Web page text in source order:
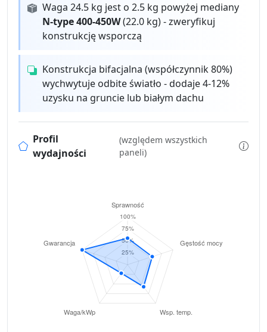
Waga 24.5 kg jest o 2.5 kg powyżej mediany
N-type 400-450W(22.0 kg) - zweryfikuj
konstrukcję wsporczą
Konstrukcja bifacjalna (współczynnik 80%)
wychwytuje odbite światło - dodaje 4-12%
uzysku na gruncie lub białym dachu
Profil
wydajności
(względem wszystkich
paneli)